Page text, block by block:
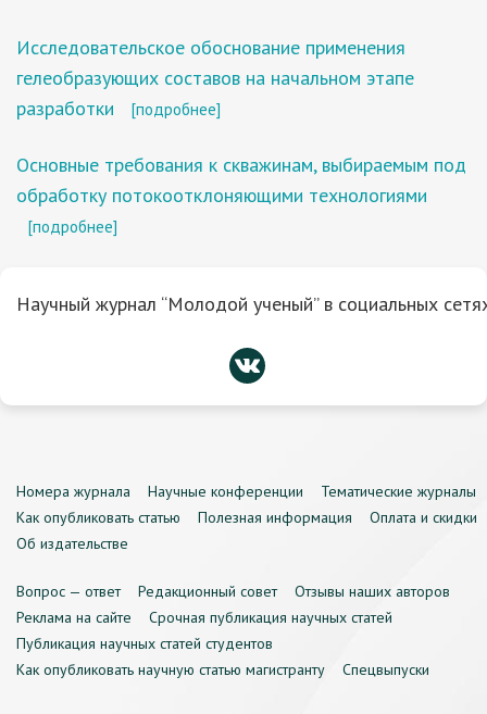
Исследовательское обоснование применения
гелеобразующих составов на начальном этапе
разработки
[подробнее]
Основные требования к скважинам, выбираемым под
обработку потокоотклоняющими технологиями
[подробнее]
Научный журнал “Молодой ученый” в социальных
Номера журнала Научные конференции
Тематические журналы
Как опубликовать статью
Полезная информация
Оплата и скидки
Об издательстве
Вопрос — ответ Редакционный совет
Отзывы наших авторов
Реклама на сайте
Срочная публикация научных статей
Публикация научных статей студентов
Как опубликовать научную статью магистранту
Спецвыпуски